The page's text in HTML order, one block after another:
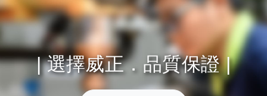
| 選擇威正．品質保證 |